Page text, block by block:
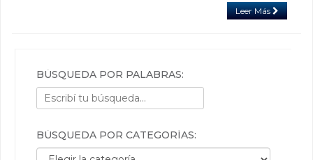
Leer Más
BÚSQUEDA POR PALABRAS:
BÚSQUEDA POR CATEGORÍAS:
Búsqueda por categorías: